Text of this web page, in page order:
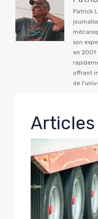
Patrick
son
en
offrant
de
Articles